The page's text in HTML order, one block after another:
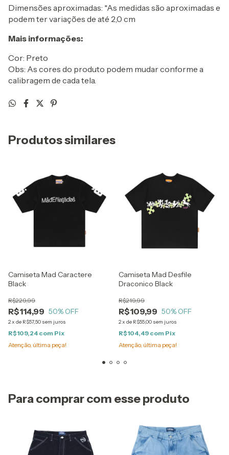
Dimensões aproximadas: *As medidas são aproximadas e
podem ter variações de até 2,0 cm
Mais informações:
Cor: Preto
Obs: As cores do produto podem mudar conforme a
calibragem de cada tela.
Produtos similares
Camiseta Mad Caractere
Black
R$114,99
R$229,99
50% OFF
2x de R$57,50 sem juros
R$109,24 com Pix
Atenção, última peça!
Camiseta Mad Desfile
Draconico Black
R$109,99
R$219,99
50% OFF
2x de R$55,00 sem juros
R$104,49 com Pix
Atenção, última peça!
Para comprar com esse produto